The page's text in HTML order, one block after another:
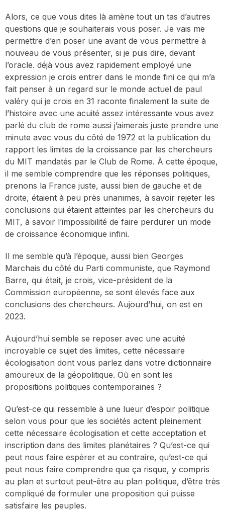
Alors, ce que vous dites là amène tout un tas d’autres
questions que je souhaiterais vous poser. Je vais me
permettre d’en poser une avant de vous permettre à
nouveau de vous présenter, si je puis dire, devant
l’oracle. déjà vous avez rapidement employé une
expression je crois entrer dans le monde fini ce qui m’a
fait penser à un regard sur le monde actuel de paul
valéry qui je crois en 31 raconte finalement la suite de
l’histoire avec une acuité assez intéressante vous avez
parlé du club de rome aussi j’aimerais juste prendre une
minute avec vous du côté de 1972 et la publication du
rapport les limites de la croissance par les chercheurs
du MIT mandatés par le Club de Rome. À cette époque,
il me semble comprendre que les réponses politiques,
prenons la France juste, aussi bien de gauche et de
droite, étaient à peu près unanimes, à savoir rejeter les
conclusions qui étaient atteintes par les chercheurs du
MIT, à savoir l’impossibilité de faire perdurer un mode
de croissance économique infini.
Il me semble qu’à l’époque, aussi bien Georges
Marchais du côté du Parti communiste, que Raymond
Barre, qui était, je crois, vice-président de la
Commission européenne, se sont élevés face aux
conclusions des chercheurs. Aujourd’hui, on est en
2023.
Aujourd’hui semble se reposer avec une acuité
incroyable ce sujet des limites, cette nécessaire
écologisation dont vous parlez dans votre dictionnaire
amoureux de la géopolitique. Où en sont les
propositions politiques contemporaines ?
Qu’est-ce qui ressemble à une lueur d’espoir politique
selon vous pour que les sociétés actent pleinement
cette nécessaire écologisation et cette acceptation et
inscription dans des limites planétaires ? Qu’est-ce qui
peut nous faire espérer et au contraire, qu’est-ce qui
peut nous faire comprendre que ça risque, y compris
au plan et surtout peut-être au plan politique, d’être très
compliqué de formuler une proposition qui puisse
satisfaire les peuples.